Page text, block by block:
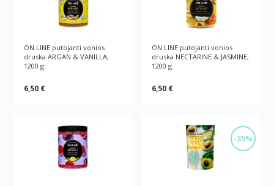
ON LINE putojanti vonios
druska ARGAN & VANILLA,
1200 g
6,50 €
ON LINE putojanti vonios
druska NECTARINE & JASMINE,
1200 g
6,50 €
-35%